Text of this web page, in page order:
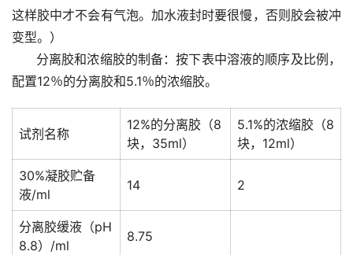
这样胶中才不会有气泡。加水液封时要很慢，否则胶会被冲
变型。）
分离胶和浓缩胶的制备：按下表中溶液的顺序及比例，
配置12％的分离胶和5.1％的浓缩胶。
试剂名称
12%的分离胶（8
块，35ml）
5.1%的浓缩胶（8
块，12ml）
30%凝胶贮备
液/ml
14 2
分离胶缓液（pH
8.8）/ml
8.75